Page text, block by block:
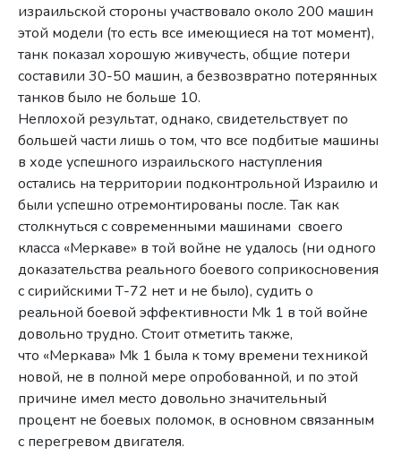
израильской стороны участвовало около 200 машин
этой модели (то есть все имеющиеся на тот момент),
танк показал хорошую живучесть, общие потери
составили 30-50 машин, а безвозвратно потерянных
танков было не больше 10.
Неплохой результат, однако, свидетельствует по
большей части лишь о том, что все подбитые машины
в ходе успешного израильского наступления
остались на территории подконтрольной Израилю и
были успешно отремонтированы после. Так как
столкнуться с современными машинами своего
класса «Меркаве» в той войне не удалось (ни одного
доказательства реального боевого соприкосновения
с сирийскими Т-72 нет и не было), судить о
реальной боевой эффективности Mk 1 в той войне
довольно трудно. Стоит отметить также,
что «Меркава» Mk 1 была к тому времени техникой
новой, не в полной мере опробованной, и по этой
причине имел место довольно значительный
процент не боевых поломок, в основном связанным
с перегревом двигателя.